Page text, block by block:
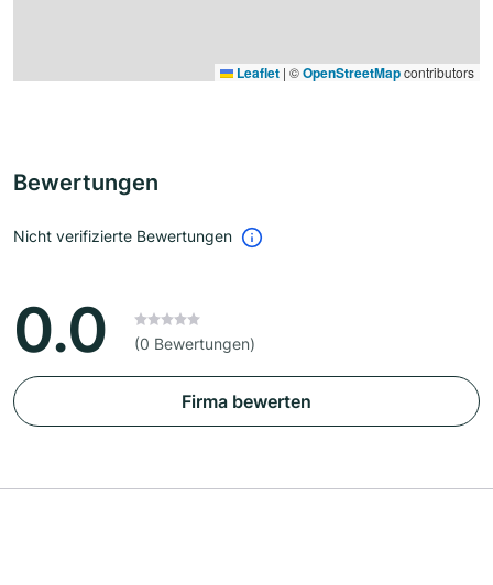
Leaflet | ©OpenStreetMapcontributors
Bewertungen
Nicht verifizierte Bewertungen
0.0 (0 Bewertungen)
Firma bewerten